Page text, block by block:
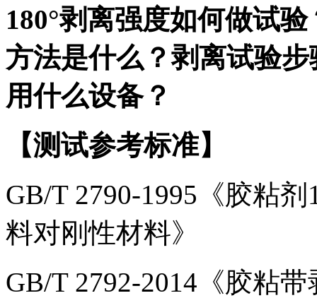
180°剥离强度如何做试
方法是什么？剥离试验
用什么设备？
【测试参考标准】
GB/T 2790-1995《胶粘
料对刚性材料》
GB/T 2792-2014《胶粘